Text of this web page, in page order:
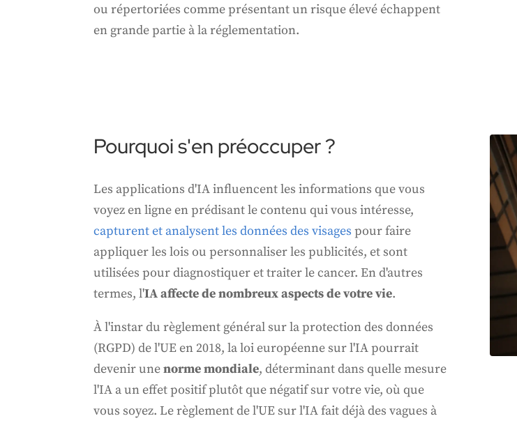
ou répertoriées comme présentant un risque élevé échappent
en grande partie à la réglementation.
Pourquoi s'en préoccuper ?
Les applications d'IA influencent les informations que vous
voyez en ligne en prédisant le contenu qui vous intéresse,
capturent et analysent les données des visages pour faire
appliquer les lois ou personnaliser les publicités, et sont
utilisées pour diagnostiquer et traiter le cancer. En d'autres
termes, l'IA affecte de nombreux aspects de votre vie.
À l'instar du règlement général sur la protection des données
(RGPD) de l'UE en 2018, la loi européenne sur l'IA pourrait
devenir unenorme mondiale, déterminant dans quelle mesure
l'IA a un effet positif plutôt que négatif sur votre vie, où que
vous soyez. Le règlement de l'UE sur l'IA fait déjà des vagues à